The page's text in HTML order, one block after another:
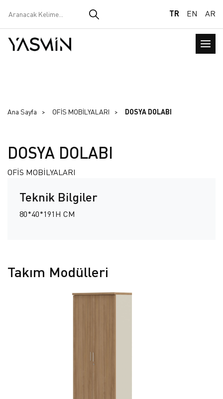
TR EN AR
Ana Sayfa OFİS MOBİLYALARI DOSYA DOLABI
DOSYA DOLABI
OFİS MOBİLYALARI
Teknik Bilgiler
80*40*191H CM
Takım Modülleri